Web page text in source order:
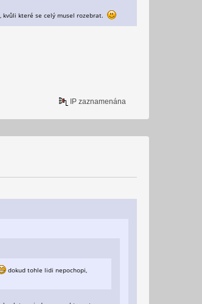
kvůli které se celý musel rozebrat.
IP zaznamenána
dokud tohle lidi nepochopi,